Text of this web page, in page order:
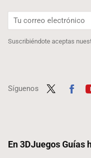
Suscribiéndote aceptas
Síguenos
En 3DJuegos Guías